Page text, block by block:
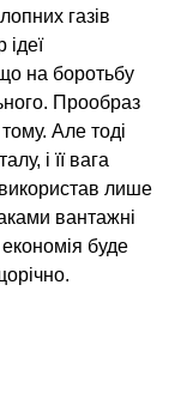
газів
на боротьбу
Прообраз
Але тоді
і її вага
лише
вантажні
буде